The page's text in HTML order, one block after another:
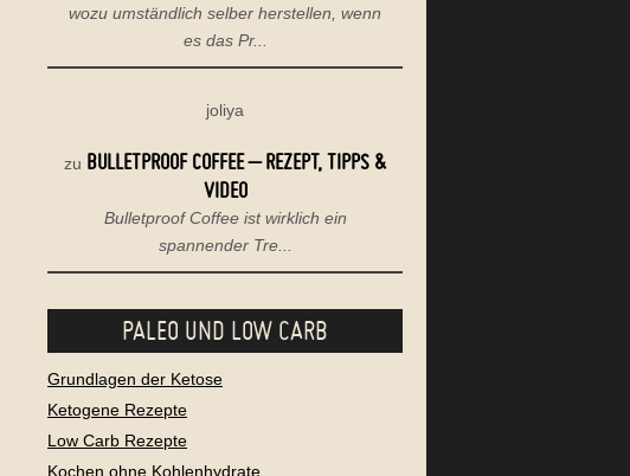
wozu umständlich selber herstellen, wenn
es das Pr...
joliya
zu BULLETPROOF COFFEE – REZEPT, TIPPS &
VIDEO
Bulletproof Coffee ist wirklich ein
spannender Tre...
PALEO UND LOW CARB
Grundlagen der Ketose
Ketogene Rezepte
Low Carb Rezepte
Kochen ohne Kohlenhydrate